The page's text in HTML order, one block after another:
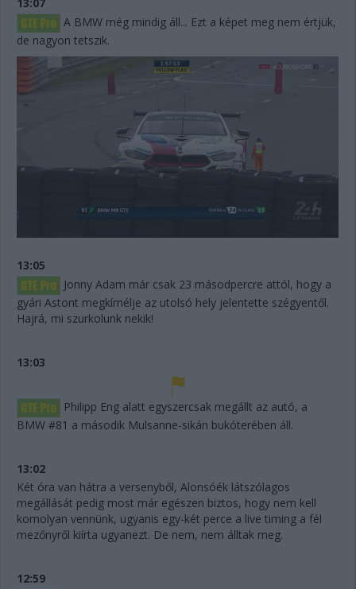
13:07
A BMW még mindig áll... Ezt a képet meg nem értjük,
de nagyon tetszik.
13:05
Jonny Adam már csak 23 másodpercre attól, hogy a
gyári Astont megkímélje az utolsó hely jelentette szégyentől.
Hajrá, mi szurkolunk nekik!
13:03
Philipp Eng alatt egyszercsak megállt az autó, a
BMW #81 a második Mulsanne-sikán bukóterében áll.
13:02
Két óra van hátra a versenyből, Alonsóék látszólagos
megállását pedig most már egészen biztos, hogy nem kell
komolyan vennünk, ugyanis egy-két perce a live timing a fél
mezőnyről kiírta ugyanezt. De nem, nem álltak meg.
12:59